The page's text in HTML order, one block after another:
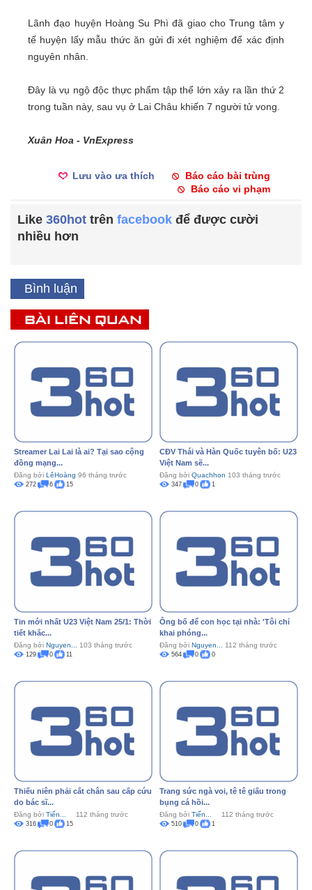
Lãnh đạo huyện Hoàng Su Phì đã giao cho Trung tâm y
tế huyện lấy mẫu thức ăn gửi đi xét nghiệm để xác định
nguyên nhân.
Đây là vụ ngộ độc thực phẩm tập thể lớn xảy ra lần thứ 2
trong tuần này, sau vụ ở Lai Châu khiến 7 người tử vong.
Xuân Hoa - VnExpress
Lưu vào ưa thích
Báo cáo bài trùng
Báo cáo vi phạm
Like 360hot trên facebook để được cười
nhiều hơn
Bình luận
BÀI LIÊN QUAN
Streamer Lai Lai là ai? Tại sao cộng
đồng mạng...
Đăng bởi LêHoàng 96 tháng trước
272 6 15
CĐV Thái và Hàn Quốc tuyên bố: U23
Việt Nam sẽ...
Đăng bởi Quachhon 103 tháng trước
347 0 1
Tin mới nhất U23 Việt Nam 25/1: Thời
tiết khắc...
Đăng bởi Nguyen... 103 tháng trước
129 0 11
Ông bố để con học tại nhà: 'Tôi chỉ
khai phóng...
Đăng bởi Nguyen... 112 tháng trước
564 0 0
Thiếu niên phải cắt chân sau cấp cứu
do bác sĩ...
Đăng bởi Tiến... 112 tháng trước
316 0 15
Trang sức ngà voi, tê tê giấu trong
bụng cá hồi...
Đăng bởi Tiến... 112 tháng trước
510 0 1